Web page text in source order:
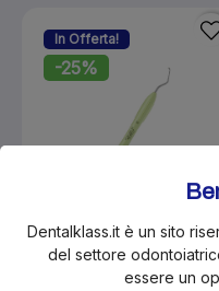
In Offerta!
-25%
KLS-LM025352
Dentalklass.it è un sito
del settore
essere un